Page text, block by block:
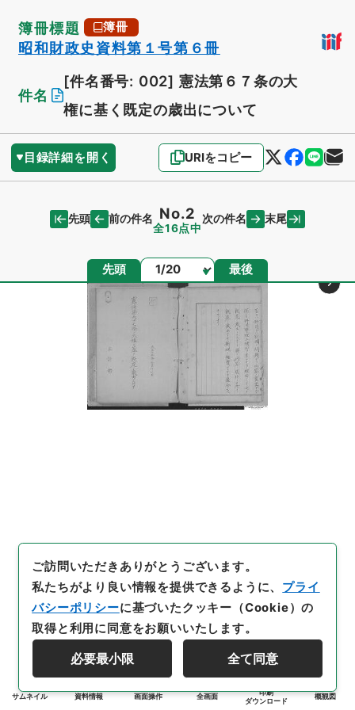
簿冊標題 簿冊
昭和財政史資料第１号第６冊
件名
[件名番号: 002] 憲法第６７条の大
権に基く既定の歳出について
目録詳細を開く URIをコピー
先頭 前の件名 No.2
全16点中
次の件名 末尾
先頭 ページ 最後
サムネイル 資料情報 画面操作 全画面
印刷
ダウンロード
概観図
ご訪問いただきありがとうございます。
私たちがより良い情報を提供できるように、 プライ
バシーポリシーに基づいたクッキー（Cookie）の
取得と利用に同意をお願いいたします。
必要最小限 全て同意